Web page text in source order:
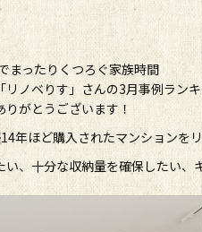
ったりくつろぐ家族時間
リノベりす」さんの3月事例ラン
がとうございます！
年ほど購入されたマンションを
い、十分な収納量を確保したい